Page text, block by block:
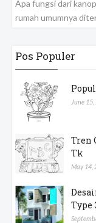
Apa fungsi dari
rumah umumnya
Pos Populer
June
Tren
Tk
May 14,
Type